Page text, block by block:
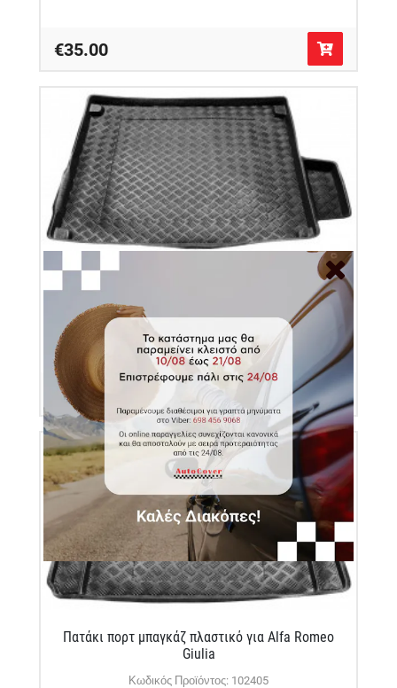
€35.00
Πατάκι πορτ μπαγκάζ πλαστικό για Land Rover
Κωδικός Προϊόντος: 103406
€31.50
Πατάκι πορτ μπαγκάζ πλαστικό για Alfa Romeo
Giulia
Κωδικός Προϊόντος: 102405